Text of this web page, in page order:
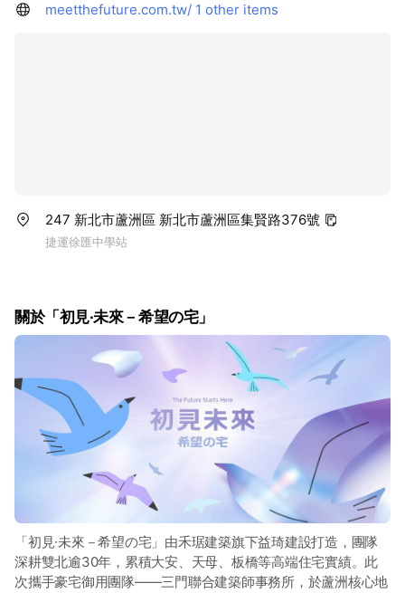
meetthefuture.com.tw/ 1 other items
247 新北市蘆洲區 新北市蘆洲區集賢路376號
捷運徐匯中學站
關於「初見∙未來－希望の宅」
「初見∙未來－希望の宅」由禾琚建築旗下益琦建設打造，團隊
深耕雙北逾30年，累積大安、天母、板橋等高端住宅實績。此
次攜手豪宅御用團隊——三門聯合建築師事務所，於蘆洲核心地